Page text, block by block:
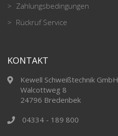
Zahlungsbedingungen
Rückruf Service
KONTAKT
Kewell Schweißtechnik GmbH
Walcottweg 8
24796 Bredenbek
04334 - 189 800